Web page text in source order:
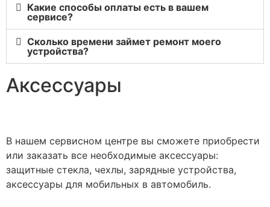
Какие способы оплаты есть в вашем
сервисе?
Сколько времени займет ремонт моего
устройства?
Аксессуары
В нашем сервисном центре вы сможете приобрести
или заказать все необходимые аксессуары:
защитные стекла, чехлы, зарядные устройства,
аксессуары для мобильных в автомобиль.